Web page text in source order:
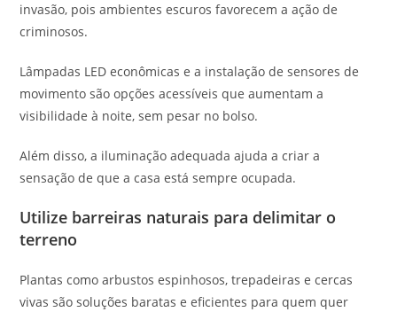
invasão, pois ambientes escuros favorecem a ação de
criminosos.
Lâmpadas LED econômicas e a instalação de sensores de
movimento são opções acessíveis que aumentam a
visibilidade à noite, sem pesar no bolso.
Além disso, a iluminação adequada ajuda a criar a
sensação de que a casa está sempre ocupada.
Utilize barreiras naturais para delimitar o
terreno
Plantas como arbustos espinhosos, trepadeiras e cercas
vivas são soluções baratas e eficientes para quem quer